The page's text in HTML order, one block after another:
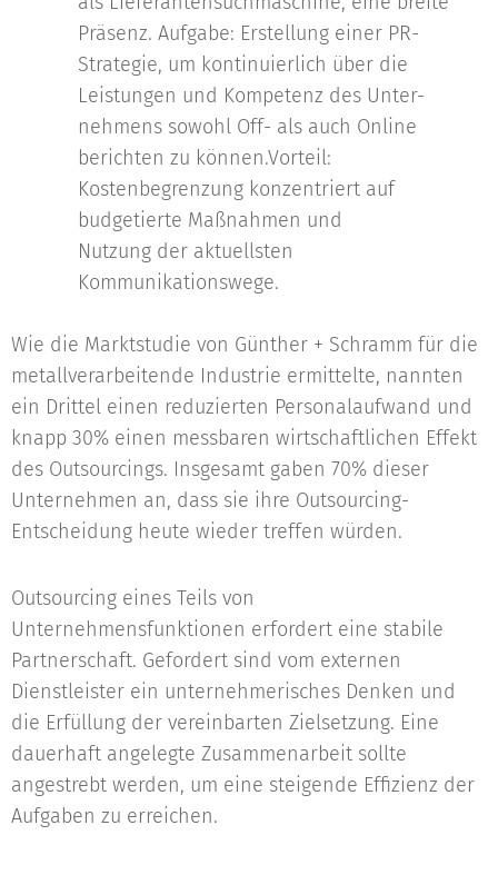
Präsenz. Aufgabe: Erstellung einer PR-
Strategie, um kontinuierlich über die
Leistungen und Kompetenz des Unter-
nehmens sowohl Off- als auch Online
berichten zu können.Vorteil:
Kostenbegrenzung konzentriert auf
budgetierte Maßnahmen und
Nutzung der aktuellsten
Kommunikationswege.
Wie die Marktstudie von Günther + Schramm für die
metallverarbeitende Industrie ermittelte, nannten
ein Drittel einen reduzierten Personalaufwand und
knapp 30% einen messbaren wirtschaftlichen Effekt
des Outsourcings. Insgesamt gaben 70% dieser
Unternehmen an, dass sie ihre Outsourcing-
Entscheidung heute wieder treffen würden.
Outsourcing eines Teils von
Unternehmensfunktionen erfordert eine stabile
Partnerschaft. Gefordert sind vom externen
Dienstleister ein unternehmerisches Denken und
die Erfüllung der vereinbarten Zielsetzung. Eine
dauerhaft angelegte Zusammenarbeit sollte
angestrebt werden, um eine steigende Effizienz der
Aufgaben zu erreichen.